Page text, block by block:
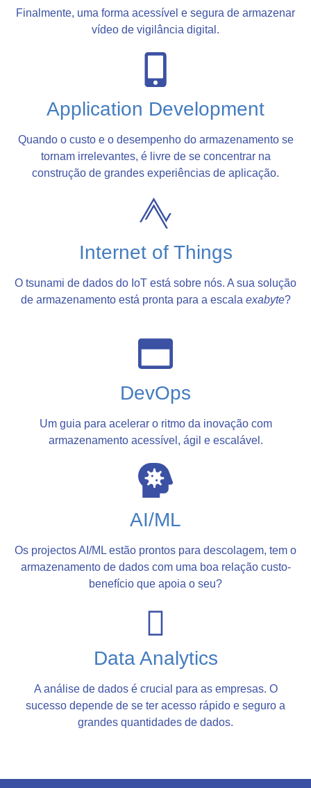
Finalmente, uma forma acessível e segura de armazenar
vídeo de vigilância digital.
Application Development
Quando o custo e o desempenho do armazenamento se
tornam irrelevantes, é livre de se concentrar na
construção de grandes experiências de aplicação.
Internet of Things
O tsunami de dados do IoT está sobre nós. A sua solução
de armazenamento está pronta para a escala exabyte?
DevOps
Um guia para acelerar o ritmo da inovação com
armazenamento acessível, ágil e escalável.
AI/ML
Os projectos AI/ML estão prontos para descolagem, tem o
armazenamento de dados com uma boa relação custo-
benefício que apoia o seu?
Data Analytics
A análise de dados é crucial para as empresas. O
sucesso depende de se ter acesso rápido e seguro a
grandes quantidades de dados.